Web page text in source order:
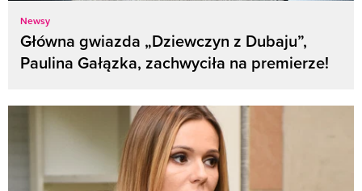
Newsy
Główna gwiazda „Dziewczyn z Dubaju”,
Paulina Gałązka, zachwyciła na premierze!